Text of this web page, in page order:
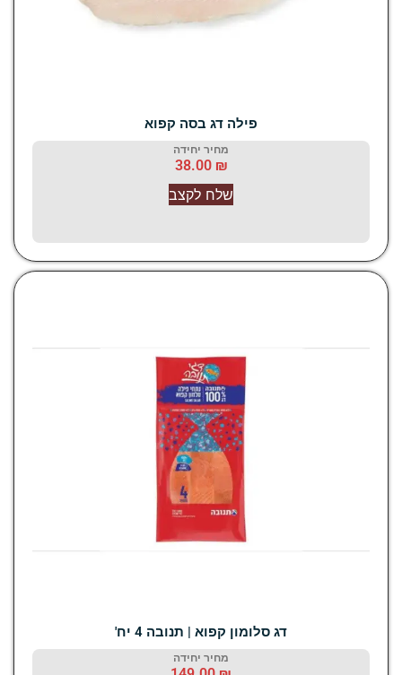
פילה דג בסה קפוא
מחיר יחידה
38.00
שלח לקצב
דג סלומון קפוא | תנובה 4 יח'
מחיר יחידה